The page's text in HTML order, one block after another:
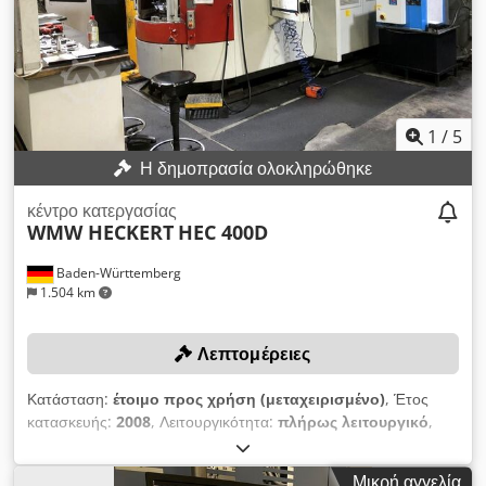
Sinumerik 840D Μήκος μηχανήματος με μεταφορέα
γκορτσολιών: 6.100 mm Chsdjzi Edkepfx Anmoa Πλάτος (με
σύστημα ελέγχου και επιπλέον αποθήκη): 4.500 mm
Διαστάσεις εγκατάστασης IKZ: 2.450 x 1.700 mm Διαστάσεις
εγκατάστασης ψύκτη άξονα: 800 x 900 mm Βάρος
μηχανήματος: περίπου 15.000 kg ΕΞΟΠΛΙΣΜΟΣ NC
περιστρεφόμενος πίνακας με άξονα Β Αποθήκη για 320
εργαλεία Σύστημα αλλαγής παλετών, 2 παλέτες 500 mm x 500
mm Εσωτερική παροχή ψυκτικού υγρού IKZ (80 bar)
Μεταφορέας γκορτσολιών Σύστημα ψύξης
1 / 5
Η δημοπρασία ολοκληρώθηκε
Baden-Württemberg
1.504 km
κέντρο κατεργασίας
WMW HECKERT HEC 400D
Λεπτομέρειες
Κατάσταση: έτοιμο προς χρήση (μεταχειρισμένο), Έτος
κατασκευής: 2008, Λειτουργικότητα: πλήρως λειτουργικό,
, διαδρομή άξονα Y:
διαδρομή άξονα Z:680 χιλ., μοντέλο ελεγκτή:SIEMENS